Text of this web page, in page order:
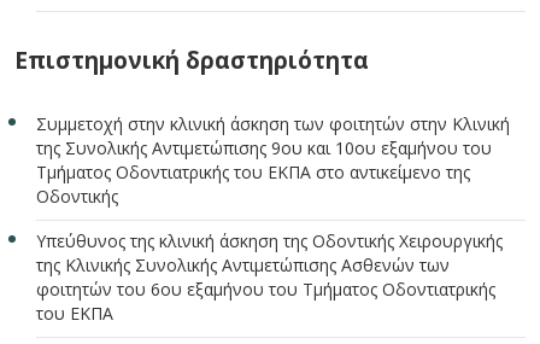
Επιστημονική δραστηριότητα
Συμμετοχή στην κλινική άσκηση των φοιτητών στην Κλινική
της Συνολικής Αντιμετώπισης 9ου και 10ου εξαμήνου του
Τμήματος Οδοντιατρικής του ΕΚΠΑ στο αντικείμενο της
Οδοντικής
Υπεύθυνος της κλινική άσκηση της Οδοντικής Χειρουργικής
της Κλινικής Συνολικής Αντιμετώπισης Ασθενών των
φοιτητών του 6ου εξαμήνου του Τμήματος Οδοντιατρικής
του ΕΚΠΑ